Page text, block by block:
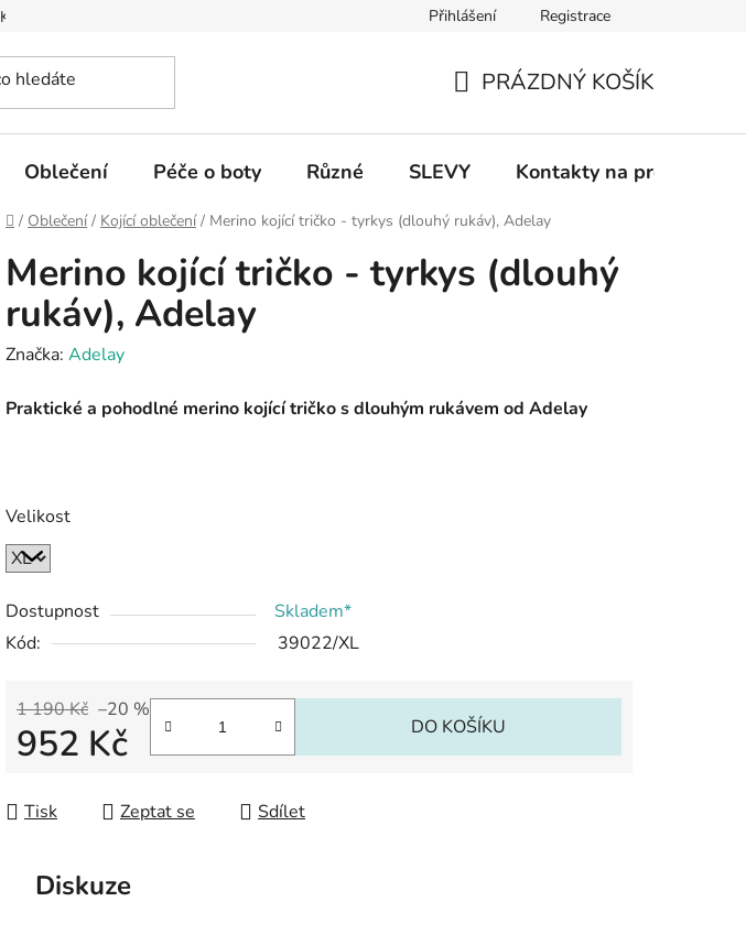
Kontakty na prodejny Informace k on-line platbám Odstoupení od
Přihlášení Registrace
KOŠÍK
PRÁZDNÝ KOŠÍK
Oblečení Péče o boty Různé SLEVY Kontakty na prodejny
Domů
/ Oblečení / Kojící oblečení / Merino kojící tričko - tyrkys (dlouhý rukáv), Adelay
Merino kojící tričko - tyrkys (dlouhý
rukáv), Adelay
Značka: Adelay
Praktické a pohodlné merino kojící tričko s dlouhým rukávem od Adelay
Velikost
Dostupnost
Skladem*
Kód:
39022/XL
1 190 Kč –20 %
952 Kč DO KOŠÍKU
Tisk Zeptat se Sdílet
Diskuze